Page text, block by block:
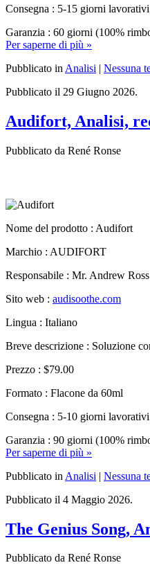
Consegna : 5-15 giorni
Garanzia : 60 giorni (100%
Per saperne di più »
Pubblicato in Analisi | Nessuna
Pubblicato il 29 Giugno 2026.
Audifort, Analisi,
Pubblicato da René Ronse
Nome del prodotto : Audifort
Marchio : AUDIFORT
Responsabile : Mr. Andrew Ross
Sito web : audisoothe.com
Lingua : Italiano
Breve descrizione : Soluzione
Prezzo : $79.00
Formato : Flacone da 60ml
Consegna : 5-10 giorni
Garanzia : 90 giorni (100%
Per saperne di più »
Pubblicato in Analisi | Nessuna
Pubblicato il 4 Maggio 2026.
The Genius Song,
Pubblicato da René Ronse